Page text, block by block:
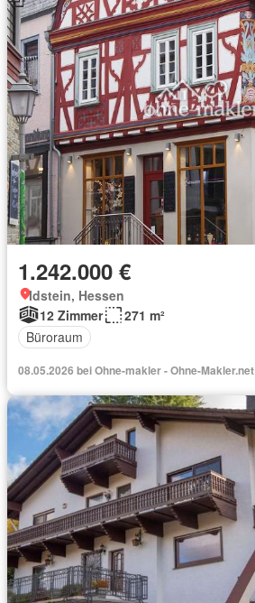
1.242.000 €
Idstein, Hessen
12 Zimmer
271 m²
Büroraum
08.05.2026 bei Ohne-makler - Ohne-Makler.net